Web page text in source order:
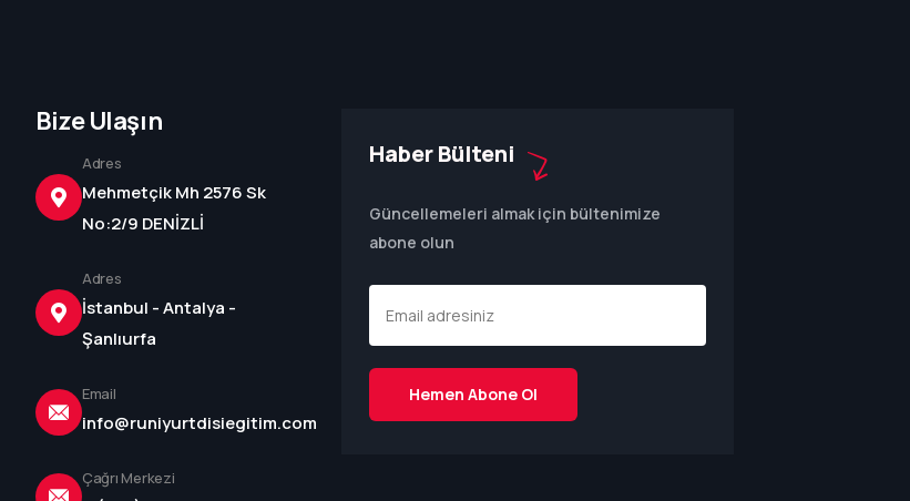
Bize Ulaşın
Adres
Mehmetçik Mh 2576 Sk
No:2/9 DENİZLİ
Adres
İstanbul - Antalya -
Şanlıurfa
Email
info@runiyurtdisiegitim.com
Çağrı Merkezi
Haber Bülteni
Güncellemeleri almak için bültenimize
abone olun